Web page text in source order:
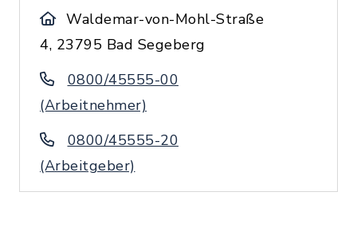
Waldemar-von-Mohl-Straße
4, 23795 Bad Segeberg
0800/45555-00
(Arbeitnehmer)
0800/45555-20
(Arbeitgeber)